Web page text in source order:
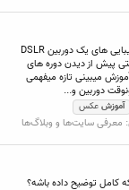
شاید خیلی از دوستان علامند به عکاسی، اونقدر شیفته ی زیبایی های یک دوربین DSLR
پیش از دیدن دوره های
میبینی تازه میفهمی
دوربین و...
آموزش عکس
معرفی سایت‌ها و وبلاگ‌ها
کامل توضیح داده باشه؟